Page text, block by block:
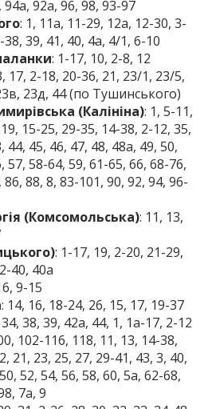
92а, 96, 98, 93-97
: 1, 11а, 11-29, 12а, 12-30, 3-
39, 41, 40, 4а, 4/1, 6-10
: 1-17, 10, 2-8, 12
17, 2-18, 20-36, 21, 23/1, 23/5,
23д, 44 (по Тушинського)
(Калініна): 1, 5-11,
15-25, 29-35, 14-38, 2-12, 35,
44, 45, 46, 47, 48, 48а, 49, 50,
57, 58-64, 59, 61-65, 66, 68-76,
88, 8, 83-101, 90, 92, 94, 96-
(Комсомольська): 11, 13,
: 1-17, 19, 2-20, 21-29,
40, 40а
9-15
: 14, 16, 18-24, 26, 15, 17, 19-37
38, 39, 42а, 44, 1, 1а-17, 2-12
102-116, 118, 11, 13, 14-38,
21, 23, 25, 27, 29-41, 43, 3, 40,
52, 54, 56, 58, 60, 5а, 62-68,
7а, 9